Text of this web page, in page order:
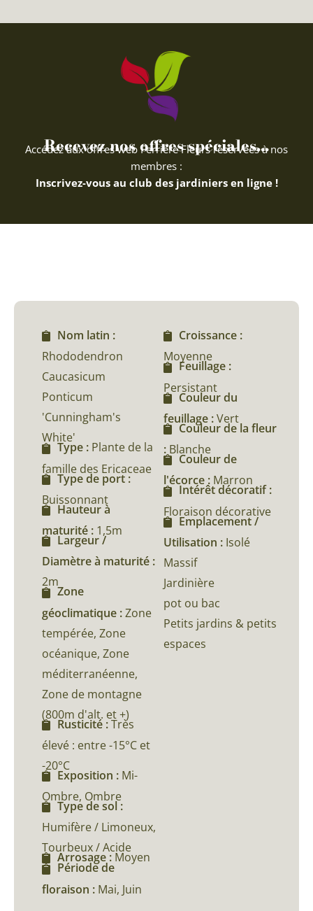
Recevez nos offres spéciales...
Accédez aux offres web Ferriere Fleurs réservées à nos
membres :
Inscrivez-vous au club des jardiniers en ligne !
Nom latin :
Rhododendron
Caucasicum
Ponticum
'Cunningham's
White'
Type : Plante de la
famille des Ericaceae
Type de port :
Buissonnant
Hauteur à
maturité : 1,5m
Largeur /
Diamètre à maturité :
2m
Zone
géoclimatique :Zone
tempérée, Zone
océanique, Zone
méditerranéenne,
Zone de montagne
(800m d'alt. et +)
Rusticité :Très
élevé : entre -15°C et
-20°C
Exposition : Mi-
Ombre, Ombre
Type de sol :
Humifère / Limoneux,
Tourbeux / Acide
Arrosage : Moyen
Période de
floraison : Mai, Juin
Croissance :
Moyenne
Feuillage :
Persistant
Couleur du
feuillage :Vert
Couleur de la fleur
: Blanche
Couleur de
l'écorce : Marron
Intérêt décoratif :
Floraison décorative
Emplacement /
Utilisation : Isolé
Massif
Jardinière
pot ou bac
Petits jardins & petits
espaces